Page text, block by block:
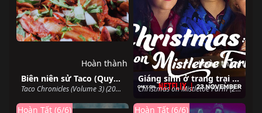
Biên niên sử Taco (Quyển 3)
Taco Chronicles (Volume 3) (2022)
Hoàn thành
Giáng sinh ở trang trại tầm gửi
Christmas on Mistletoe Farm (2022)
Hoàn thành
Hoàn Tất (6/6) Hoàn Tất (6/6)